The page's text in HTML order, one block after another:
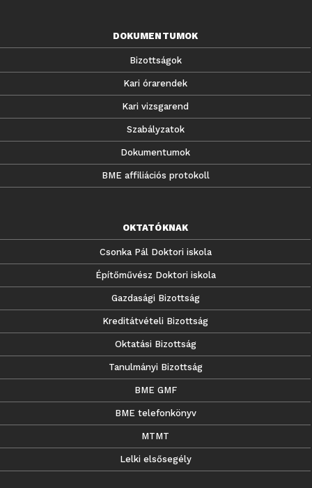
DOKUMENTUMOK
Bizottságok
Kari órarendek
Kari vizsgarend
Szabályzatok
Dokumentumok
BME affiliációs protokoll
OKTATÓKNAK
Csonka Pál Doktori iskola
Építőművész Doktori iskola
Gazdasági Bizottság
Kreditátvételi Bizottság
Oktatási Bizottság
Tanulmányi Bizottság
BME GMF
BME telefonkönyv
MTMT
Lelki elsősegély